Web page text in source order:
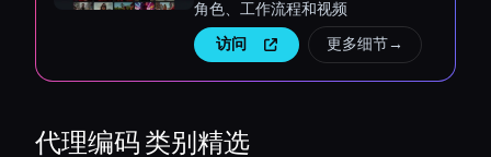
角色、工作流程和视频
访问 更多细节→
代理编码类别精选